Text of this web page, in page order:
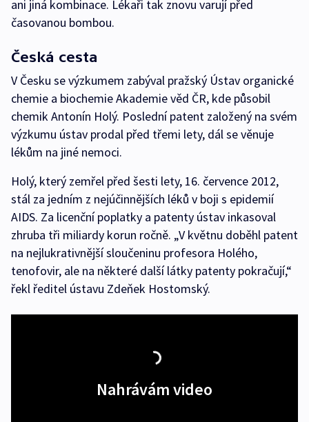
ani jiná kombinace. Lékaři tak znovu varují před
časovanou bombou.
Česká cesta
V Česku se výzkumem zabýval pražský Ústav organické
chemie a biochemie Akademie věd ČR, kde působil
chemik Antonín Holý. Poslední patent založený na svém
výzkumu ústav prodal před třemi lety, dál se věnuje
lékům na jiné nemoci.
Holý, který zemřel před šesti lety, 16. července 2012,
stál za jedním z nejúčinnějších léků v boji s epidemií
AIDS. Za licenční poplatky a patenty ústav inkasoval
zhruba tři miliardy korun ročně. „V květnu doběhl patent
na nejlukrativnější sloučeninu profesora Holého,
tenofovir, ale na některé další látky patenty pokračují,“
řekl ředitel ústavu Zdeňek Hostomský.
Nahrávám video